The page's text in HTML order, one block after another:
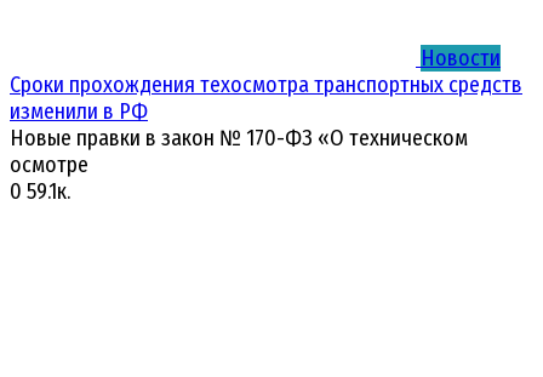
Новости
Сроки прохождения техосмотра транспортных средств
изменили в РФ
Новые правки в закон № 170-ФЗ «О техническом
осмотре
0 59.1к.